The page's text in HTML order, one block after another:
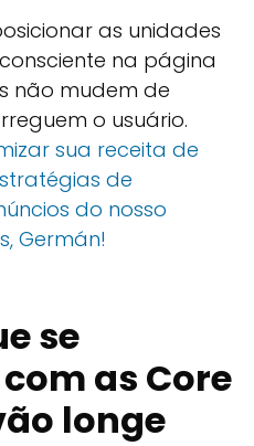
as unidades
na página
não mudem de
o usuário.
sua receita de
de
do nosso
Germán!
se
as Core
longe